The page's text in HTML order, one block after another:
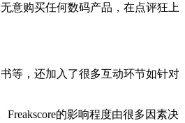
意购买任何数码产品，在点评狂上
等，还加入了很多互动环节如针对
的影响程度由很多因素决